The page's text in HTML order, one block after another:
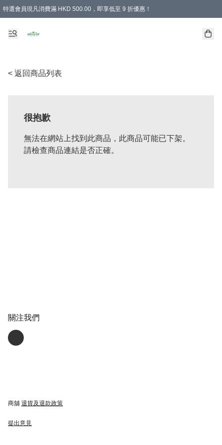
特選會員現凡消費滿 HKD 500.00，即享低至 9 折優惠！
< 返回商品列表
很抱歉
無法在網站上找到此商品，此商品可能已下架。
請檢查商品連結是否正確。
關注我們
商舖 退貨及退款政策
提出意見